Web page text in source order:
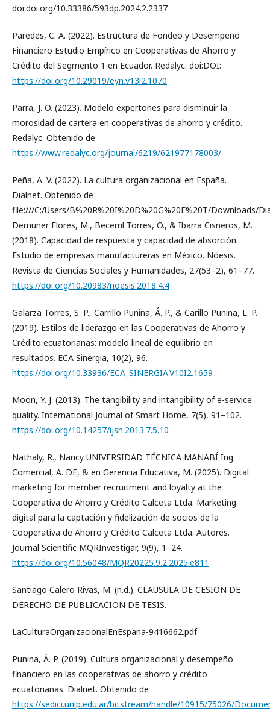
doi:doi.org/10.33386/593dp.2024.2.2337
Paredes, C. A. (2022). Estructura de Fondeo y Desempeño
Financiero Estudio Empírico en Cooperativas de Ahorro y
Crédito del Segmento 1 en Ecuador. Redalyc. doi:DOI:
https://doi.org/10.29019/eyn.v13i2.1070
Parra, J. O. (2023). Modelo expertones para disminuir la
morosidad de cartera en cooperativas de ahorro y crédito.
Redalyc. Obtenido de
https://www.redalyc.org/journal/6219/621977178003/
Peña, A. V. (2022). La cultura organizacional en España.
Dialnet. Obtenido de
file:///C:/Users/B%20R%20I%20D%20G%20E%20T/Downloads/
Demuner Flores, M., Becerril Torres, O., & Ibarra Cisneros, M.
(2018). Capacidad de respuesta y capacidad de absorción.
Estudio de empresas manufactureras en México. Nóesis.
Revista de Ciencias Sociales y Humanidades, 27(53–2), 61–77.
https://doi.org/10.20983/noesis.2018.4.4
Galarza Torres, S. P., Carrillo Punina, Á. P., & Carillo Punina, L. P.
(2019). Estilos de liderazgo en las Cooperativas de Ahorro y
Crédito ecuatorianas: modelo lineal de equilibrio en
resultados. ECA Sinergia, 10(2), 96.
https://doi.org/10.33936/ECA_SINERGIA.V10I2.1659
Moon, Y. J. (2013). The tangibility and intangibility of e-service
quality. International Journal of Smart Home, 7(5), 91–102.
https://doi.org/10.14257/ijsh.2013.7.5.10
Nathaly, R., Nancy UNIVERSIDAD TÉCNICA MANABÍ Ing
Comercial, A. DE, & en Gerencia Educativa, M. (2025). Digital
marketing for member recruitment and loyalty at the
Cooperativa de Ahorro y Crédito Calceta Ltda. Marketing
digital para la captación y fidelización de socios de la
Cooperativa de Ahorro y Crédito Calceta Ltda. Autores.
Journal Scientific MQRInvestigar, 9(9), 1–24.
https://doi.org/10.56048/MQR20225.9.2.2025.e811
Santiago Calero Rivas, M. (n.d.). CLAUSULA DE CESION DE
DERECHO DE PUBLICACION DE TESIS.
LaCulturaOrganizacionalEnEspana-9416662.pdf
Punina, Á. P. (2019). Cultura organizacional y desempeño
financiero en las cooperativas de ahorro y crédito
ecuatorianas. Dialnet. Obtenido de
https://sedici.unlp.edu.ar/bitstream/handle/10915/75026/